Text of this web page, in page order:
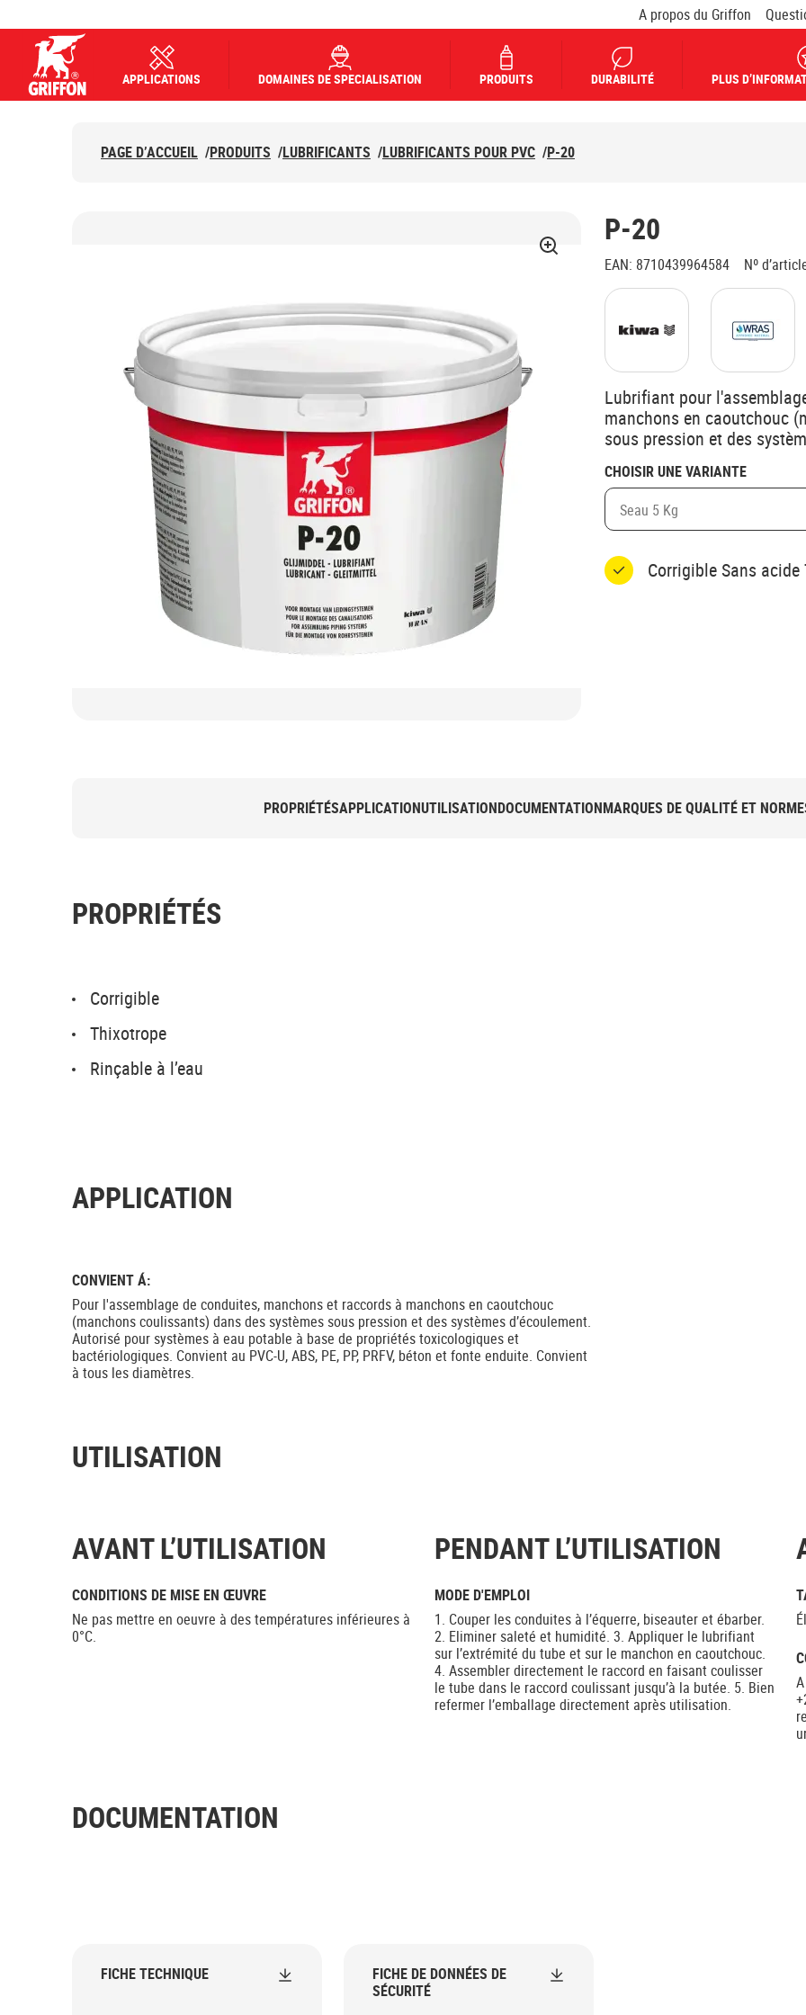
A propos du Griffon
APPLICATIONS DOMAINES DE SPECIALISATION PRODUITS DURABILITÉ PLUS
PAGE D’ACCUEIL /PRODUITS /LUBRIFICANTS /LUBRIFICANTS POUR PVC /P-20
P-20
EAN: 8710439964584 Nº
Lubrifiant pour
manchons en caoutchouc
sous pression et des
CHOISIR UNE VARIANTE
Seau 5 Kg
Corrigible Sans acide
PROPRIÉTÉSAPPLICATIONUTILISATIONDOCUMENTATIONMARQUES DE QUALITÉ ET
PROPRIÉTÉS
Corrigible
Thixotrope
Rinçable à l’eau
APPLICATION
CONVIENT Á:
Pour l'assemblage de conduites, manchons et raccords à manchons en caoutchouc
(manchons coulissants) dans des systèmes sous pression et des systèmes d’écoulement.
Autorisé pour systèmes à eau potable à base de propriétés toxicologiques et
bactériologiques. Convient au PVC-U, ABS, PE, PP, PRFV, béton et fonte enduite. Convient
à tous les diamètres.
UTILISATION
AVANT L’UTILISATION
CONDITIONS DE MISE EN ŒUVRE
Ne pas mettre en oeuvre à des températures inférieures à
0°C.
PENDANT L’UTILISATION
MODE D'EMPLOI
1. Couper les conduites à l’équerre, biseauter et ébarber.
2. Eliminer saleté et humidité. 3. Appliquer le lubrifiant
sur l’extrémité du tube et sur le manchon en caoutchouc.
4. Assembler directement le raccord en faisant coulisser
le tube dans le raccord coulissant jusqu’à la butée. 5. Bien
refermer l’emballage directement après utilisation.
DOCUMENTATION
FICHE TECHNIQUE
FICHE DE DONNÉES DE
SÉCURITÉ